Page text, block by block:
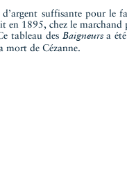
suffisante pour le
en 1895, chez le
tableau des Baigneursa été
mort de Cézanne.